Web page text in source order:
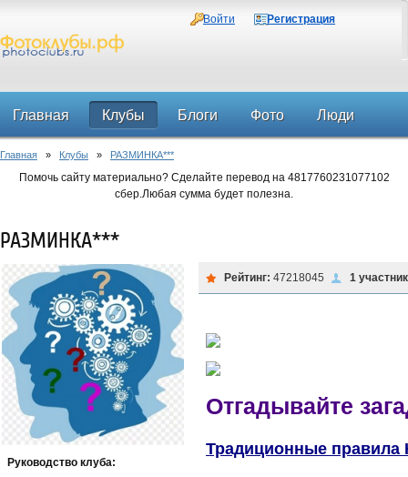
Войти Регистрация
Главная Клубы Блоги Фото Люди
Форум
Главная » Клубы » РАЗМИНКА***
Помочь сайту материально? Сделайте перевод на 4817760231077102
сбер.Любая сумма будет полезна.
РАЗМИНКА***
Руководство клуба:
Рейтинг: 47218045 1
Отгадывайте
Традиционные правила